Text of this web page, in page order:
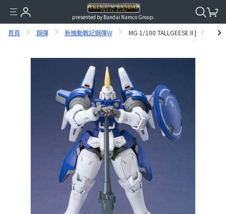
presented by Bandai Namco Group.
首頁 鋼彈 新機動戰記鋼彈W MG 1/100 TALLGEESE II [2024年